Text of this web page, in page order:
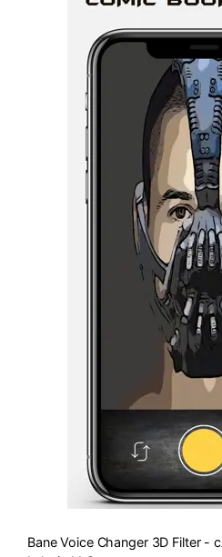
Bane Voice Changer 3D Filter -